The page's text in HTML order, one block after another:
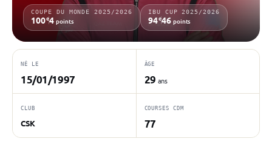
COUPE DU MONDE 2025/2026
100e4 points
IBU CUP 2025/2026
94e46 points
NÉ LE
15/01/1997
ÂGE
29 ans
CLUB
CSK
COURSES CDM
77